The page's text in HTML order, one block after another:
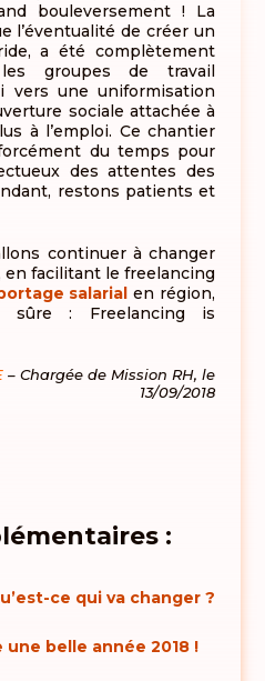
bouleversement ! La
l’éventualité de créer un
a été complètement
groupes de travail
vers une uniformisation
sociale attachée à
à l’emploi. Ce chantier
du temps pour
des attentes des
restons patients et
continuer à changer
facilitant le freelancing
salarialen région,
: Freelancing is
– Chargée de Mission RH, le
13/09/2018
:
ce qui va changer ?
belle année 2018 !